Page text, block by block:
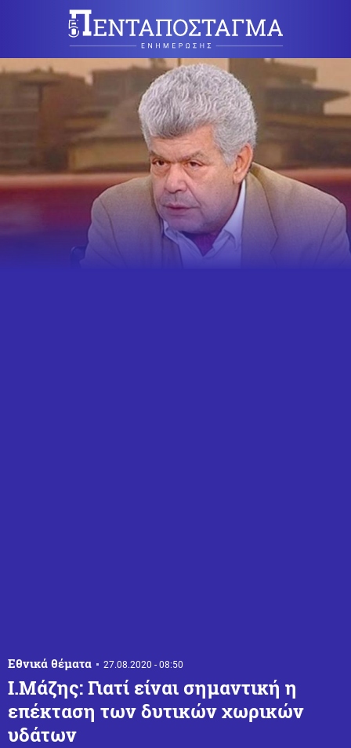
Εθνικά θέματα 27.08.2020 - 08:50
Ι.Μάζης: Γιατί είναι σημαντική η
επέκταση των δυτικών χωρικών
υδάτων